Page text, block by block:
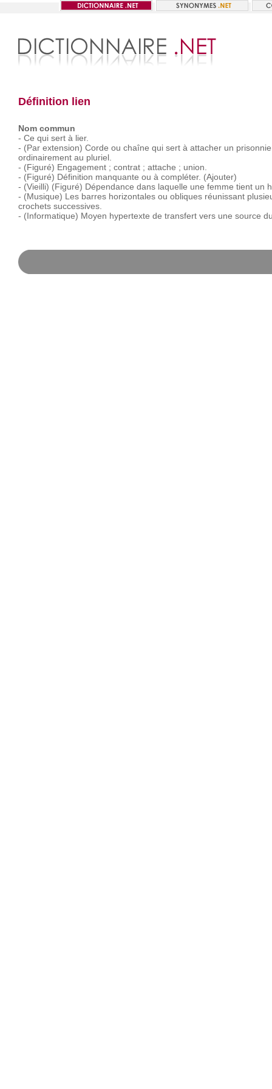
Définition lien
Nom commun
- Ce qui sert à lier.
- (Par extension) Corde ou chaîne qui sert à attacher un
ordinairement au pluriel.
- (Figuré) Engagement ; contrat ; attache ; union.
- (Figuré) Définition manquante ou à compléter. (Ajouter)
- (Vieilli) (Figuré) Dépendance dans laquelle une femme tient un
- (Musique) Les barres horizontales ou obliques réunissant
crochets successives.
- (Informatique) Moyen hypertexte de transfert vers une source